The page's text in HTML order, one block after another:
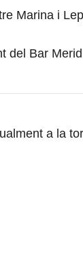
Marina i
del Bar
a la